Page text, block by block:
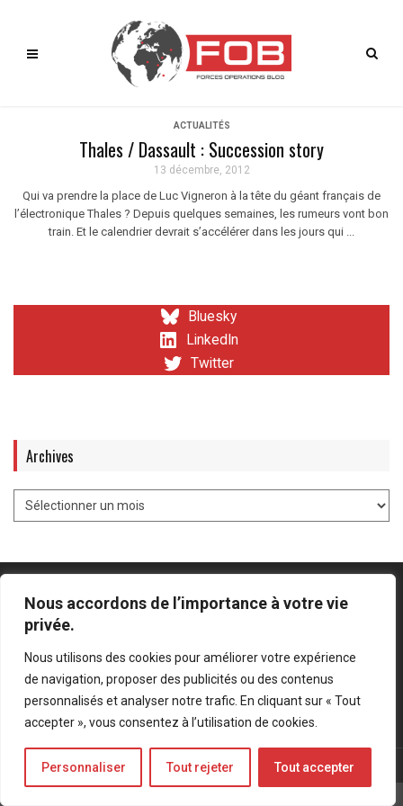
Nous accordons de l’importance à votre vie
privée.
Nous utilisons des cookies pour améliorer votre expérience
de navigation, proposer des publicités ou des contenus
personnalisés et analyser notre trafic. En cliquant sur « Tout
accepter », vous consentez à l’utilisation de cookies.
Personnaliser Tout rejeter Tout accepter
ACTUALITÉS
Thales / Dassault : Succession story
13 décembre, 2012
Qui va prendre la place de Luc Vigneron à la tête du géant français de
l’électronique Thales ? Depuis quelques semaines, les rumeurs vont bon
train. Et le calendrier devrait s’accélérer dans les jours qui ...
Bluesky
LinkedIn
Twitter
Archives
Bluesky
LinkedIn
Twitter
© Forces Operations Blog - 2022